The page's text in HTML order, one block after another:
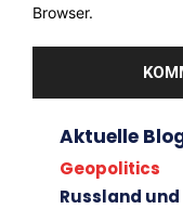
Browser.
Aktuelle
Geopolitics
Russland